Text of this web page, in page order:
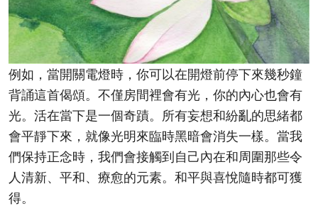
例如，當開關電燈時，你可以在開燈前停下來幾秒鐘
背誦這首偈頌。不僅房間裡會有光，你的內心也會有
光。活在當下是一個奇蹟。所有妄想和紛亂的思緒都
會平靜下來，就像光明來臨時黑暗會消失一樣。當我
們保持正念時，我們會接觸到自己內在和周圍那些令
人清新、平和、療愈的元素。和平與喜悅隨時都可獲
得。